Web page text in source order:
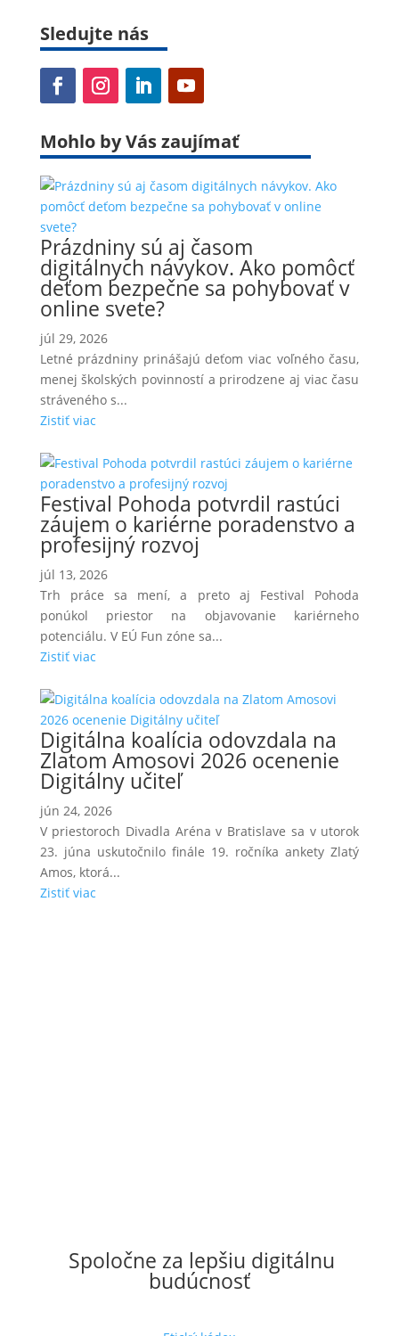
Sledujte nás
Mohlo by Vás zaujímať
Prázdniny sú aj časom
digitálnych návykov. Ako pomôcť
deťom bezpečne sa pohybovať v
online svete?
júl 29, 2026
Letné prázdniny prinášajú deťom viac voľného času,
menej školských povinností a prirodzene aj viac času
stráveného s...
Zistiť viac
Festival Pohoda potvrdil rastúci
záujem o kariérne poradenstvo a
profesijný rozvoj
júl 13, 2026
Trh práce sa mení, a preto aj Festival Pohoda
ponúkol priestor na objavovanie kariérneho
potenciálu. V EÚ Fun zóne sa...
Zistiť viac
Digitálna koalícia odovzdala na
Zlatom Amosovi 2026 ocenenie
Digitálny učiteľ
jún 24, 2026
V priestoroch Divadla Aréna v Bratislave sa v utorok
23. júna uskutočnilo finále 19. ročníka ankety Zlatý
Amos, ktorá...
Zistiť viac
Spoločne za lepšiu digitálnu
budúcnosť